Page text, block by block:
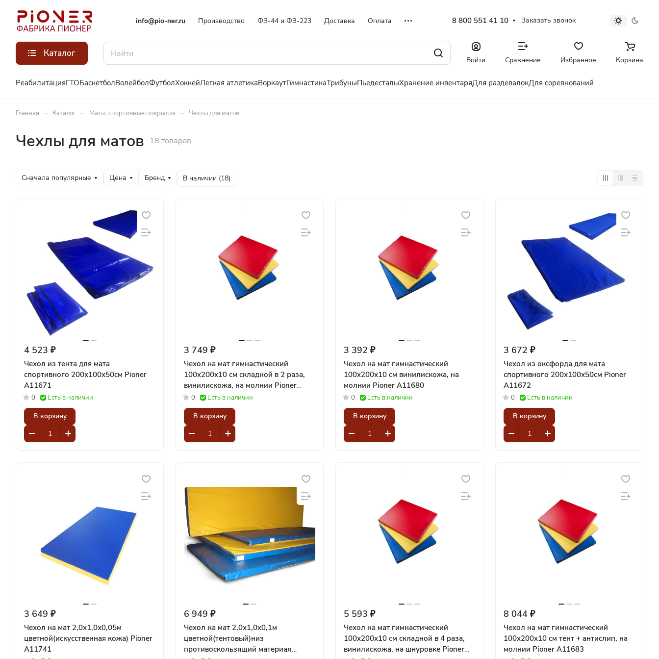
info@pio-ner.ru Производство ФЗ-44 и ФЗ-223 Доставка Оплата 8 800 551 41 10 Заказать звонок
Каталог
Войти Сравнение Избранное Корзина
РеабилитацияГТОБаскетболВолейболФутболХоккейЛегкая атлетикаВоркаутГимнастикаТрибуныПьедесталыХранение инвентаряДля раздевалокДля соревнований
Главная – Каталог – Маты, спортивные покрытия – Чехлы для матов
Чехлы для матов 18 товаров
Сначала популярные Цена Бренд В наличии (18)
4 523 ₽
Чехол из тента для мата
спортивного 200х100х50см Pioner
A11671
0 Есть в наличии
В корзину
3 749 ₽
Чехол на мат гимнастический
100x200x10 см складной в 2 раза,
винилискожа, на молнии Pioner
A11678
0 Есть в наличии
В корзину
3 392 ₽
Чехол на мат гимнастический
100x200x10 см винилискожа, на
молнии Pioner A11680
0 Есть в наличии
В корзину
3 672 ₽
Чехол из оксфорда для мата
спортивного 200х100х50см Pioner
A11672
0 Есть в наличии
В корзину
3 649 ₽
Чехол на мат 2,0х1,0х0,05м
цветной(искусственная кожа) Pioner
A11741
6 949 ₽
Чехол на мат 2,0х1,0х0,1м
цветной(тентовый)низ
противоскользящий материал
5 593 ₽
Чехол на мат гимнастический
100x200x10 см складной в 4 раза,
винилискожа, на шнуровке Pioner
8 044 ₽
Чехол на мат гимнастический
100x200x10 см тент + антислип, на
молнии Pioner A11683